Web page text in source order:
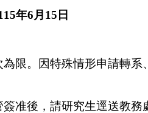
年6月 15 日
限。因特殊情形申請轉
准後，請研究生逕送教務